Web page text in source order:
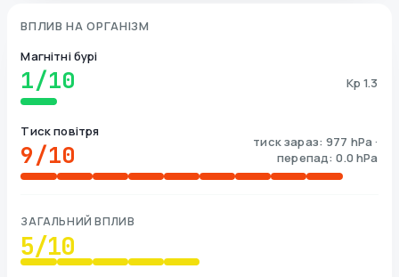
ВПЛИВ НА ОРГАНІЗМ
Магнітні бурі
1/10 Kp 1.3
Тиск повітря
9/10
тиск зараз: 977 hPa ·
перепад: 0.0 hPa
ЗАГАЛЬНИЙ ВПЛИВ
5/10